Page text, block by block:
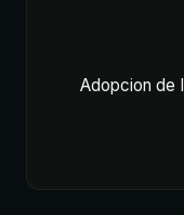
Adopcion de